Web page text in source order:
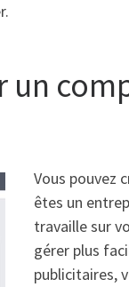
un
Vous pouvez
êtes un
travaille sur
gérer plus
publicitaires,